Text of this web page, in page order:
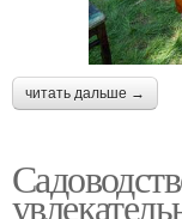
читать дальше →